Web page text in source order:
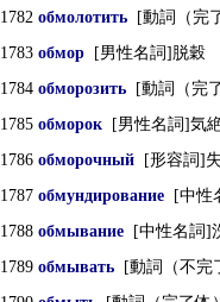
1782 обмолотить [動詞（完
1783 обмор [男性名詞]脱穀
1784 обморозить [動詞（完
1785 обморок [男性名詞]気
1786 обморочный [形容詞]
1787 обмундирование [中性
1788 обмывание [中性名詞]
1789 обмывать [動詞（不完